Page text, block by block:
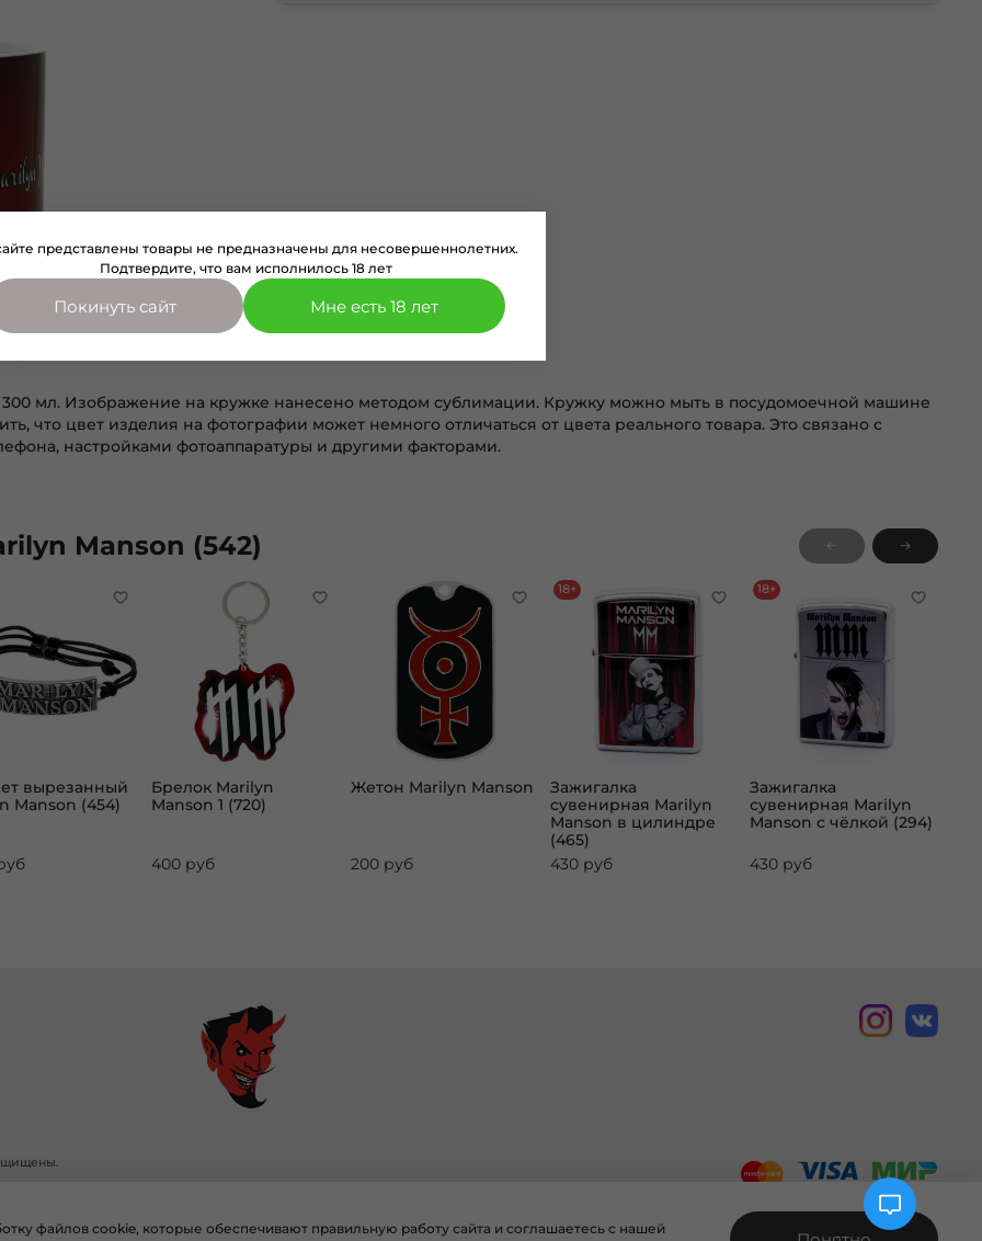
мл. Изображение на кружке нанесено методом сублимации. Кружку можно мыть в посудомоечной машине
что цвет изделия на фотографии может немного отличаться от цвета реального товара. Это связано с
настройками фотоаппаратуры и другими факторами.
Manson (542)
вырезанный
Manson (454)
Брелок Marilyn
Manson 1 (720)
400 руб
Жетон Marilyn Manson
200 руб
18+
Зажигалка
сувенирная Marilyn
Manson в цилиндре
(465)
430 руб
18+
Зажигалка
сувенирная Marilyn
Manson с чёлкой (294)
430 руб
файлов cookie, которые обеспечивают правильную работу сайта и соглашаетесь с нашей
представлены товары не предназначены для несовершеннолетних.
Подтвердите, что вам исполнилось 18 лет
Покинуть сайт Мне есть 18 лет